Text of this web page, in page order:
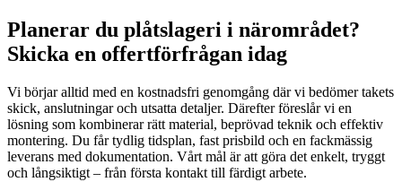
Planerar du plåtslageri i närområdet?
Skicka en offertförfrågan idag
Vi börjar alltid med en kostnadsfri genomgång där vi bedömer takets
skick, anslutningar och utsatta detaljer. Därefter föreslår vi en
lösning som kombinerar rätt material, beprövad teknik och effektiv
montering. Du får tydlig tidsplan, fast prisbild och en fackmässig
leverans med dokumentation. Vårt mål är att göra det enkelt, tryggt
och långsiktigt – från första kontakt till färdigt arbete.